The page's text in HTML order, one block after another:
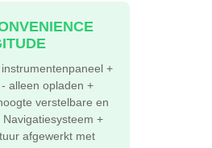
+
alleen opladen +
verstelbare en
+
afgewerkt met